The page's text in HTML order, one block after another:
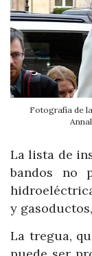
Fotografía de
La lista de
bandos no
y
La tregua,